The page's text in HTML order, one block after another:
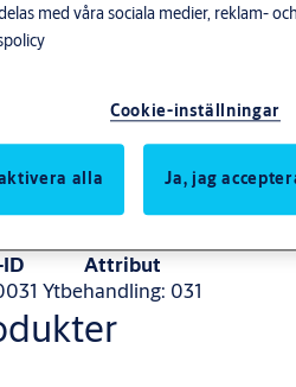
Tillbehör till ASSA dörrmagneter
Attribut
Ytbehandling: 031
med våra sociala medier, reklam-
Cookie-inställningar
alla Ja, jag